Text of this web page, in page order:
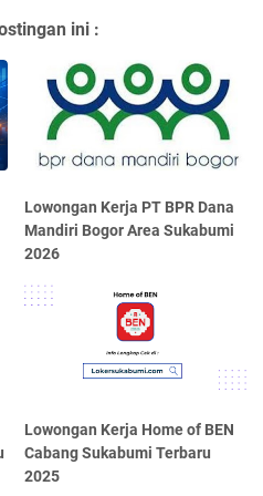
ini :
Lowongan Kerja PT BPR Dana
Mandiri Bogor Area Sukabumi
2026
Lowongan Kerja Home of BEN
Cabang Sukabumi Terbaru
2025